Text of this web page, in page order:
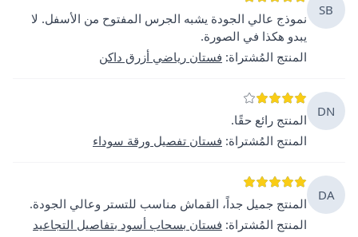
SB
نموذج عالي الجودة يشبه الجرس المفتوح من الأسفل. لا
يبدو هكذا في الصورة.
المنتج المُشتراة: فستان رياضي أزرق داكن
DN
المنتج رائع حقًا.
المنتج المُشتراة: فستان تفصيل ورقة سوداء
DA
المنتج جميل جداً، القماش مناسب للتستر وعالي الجودة.
المنتج المُشتراة: فستان بسحاب أسود بتفاصيل التجاعيد